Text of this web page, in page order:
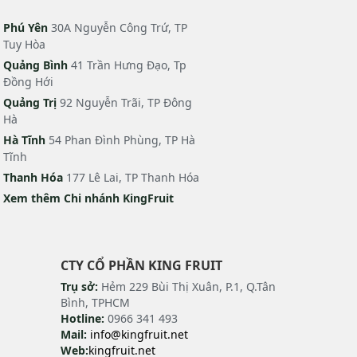
Phú Yên 30A Nguyễn Công Trứ, TP
Tuy Hòa
Quảng Bình 41 Trần Hưng Đạo, Tp
Đồng Hới
Quảng Trị 92 Nguyễn Trãi, TP Đông
Hà
Hà Tĩnh 54 Phan Đình Phùng, TP Hà
Tĩnh
Thanh Hóa 177 Lê Lai, TP Thanh Hóa
Xem thêm Chi nhánh KingFruit
CTY CỔ PHẦN KING FRUIT
Trụ sở: Hẻm 229 Bùi Thị Xuân, P.1, Q.Tân
Bình, TPHCM
Hotline: 0966 341 493
Mail: info@kingfruit.net
Web:kingfruit.net